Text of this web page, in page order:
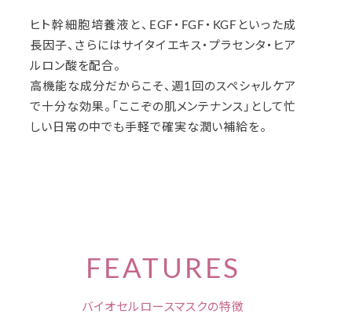
ヒト幹細胞培養液と、EGF・FGF・KGFといった成
長因子、さらにはサイタイエキス・プラセンタ・ヒア
ルロン酸を配合。
高機能な成分だからこそ、週1回のスペシャルケア
で十分な効果。「ここぞの肌メンテナンス」として忙
しい日常の中でも手軽で確実な潤い補給を。
FEATURES
バイオセルロースマスクの特徴